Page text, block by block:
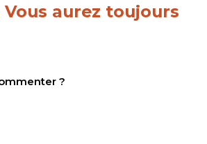
aurez toujours
?